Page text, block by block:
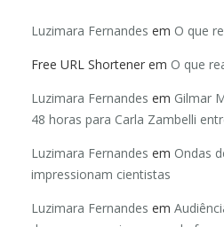
Luzimara Fernandes em O que
Free URL Shortener em O que
Luzimara Fernandes em Gilmar
48 horas para Carla Zambelli
Luzimara Fernandes em Ondas
impressionam cientistas
Luzimara Fernandes em